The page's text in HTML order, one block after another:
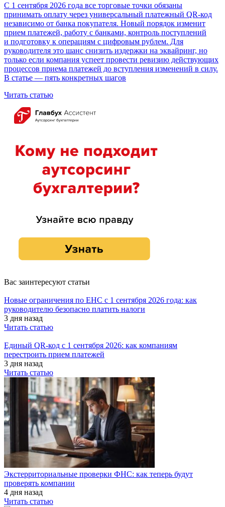
С 1 сентября 2026 года все торговые точки обязаны
принимать оплату через универсальный платежный QR-код
независимо от банка покупателя. Новый порядок изменит
прием платежей, работу с банками, контроль поступлений
и подготовку к операциям с цифровым рублем. Для
руководителя это шанс снизить издержки на эквайринг, но
только если компания успеет провести ревизию действующих
процессов приема платежей до вступления изменений в силу.
В статье — пять конкретных шагов
Читать статью
Вас заинтересуют статьи
Новые ограничения по ЕНС с 1 сентября 2026 года: как
руководителю безопасно платить налоги
3 дня назад
Читать статью
Единый QR-код с 1 сентября 2026: как компаниям
перестроить прием платежей
3 дня назад
Читать статью
Экстерриториальные проверки ФНС: как теперь будут
проверять компании
4 дня назад
Читать статью